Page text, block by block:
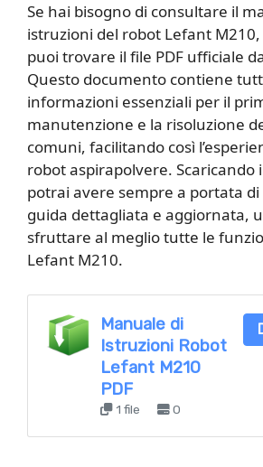
Se hai bisogno di consultare il
istruzioni del robot Lefant
puoi trovare il file PDF ufficiale
Questo documento contiene
informazioni essenziali per il
manutenzione e la risoluzione
comuni, facilitando così
robot aspirapolvere. Scaricando
potrai avere sempre a portata
guida dettagliata e aggiornata,
sfruttare al meglio tutte le
Lefant M210.
Manuale di
Istruzioni Robot
Lefant M210
PDF
1 file 0